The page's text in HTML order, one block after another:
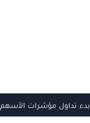
بدء تداول مؤشرات الأسهم